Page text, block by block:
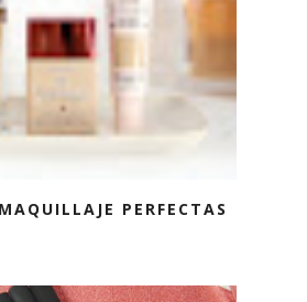
PERFECTAS